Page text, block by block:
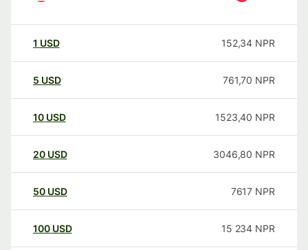
1 USD 152,34 NPR
5 USD 761,70 NPR
10 USD 1523,40 NPR
20 USD 3046,80 NPR
50 USD 7617 NPR
100 USD 15 234 NPR